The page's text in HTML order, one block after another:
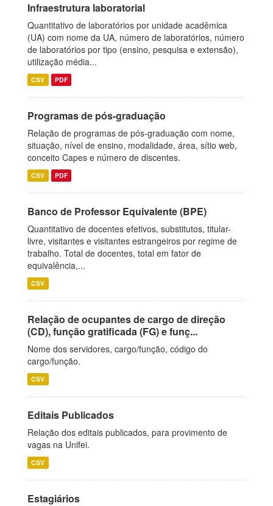
Infraestrutura laboratorial
Quantitativo de laboratórios por unidade acadêmica
(UA) com nome da UA, número de laboratórios, número
de laboratórios por tipo (ensino, pesquisa e extensão),
utilização média...
CSV PDF
Programas de pós-graduação
Relação de programas de pós-graduação com nome,
situação, nível de ensino, modalidade, área, sítio web,
conceito Capes e número de discentes.
CSV PDF
Banco de Professor Equivalente (BPE)
Quantitativo de docentes efetivos, substitutos, titular-
livre, visitantes e visitantes estrangeiros por regime de
trabalho. Total de docentes, total em fator de
equivalência,...
CSV
Relação de ocupantes de cargo de direção
(CD), função gratificada (FG) e funç...
Nome dos servidores, cargo/função, código do
cargo/função.
CSV
Editais Publicados
Relação dos editais publicados, para provimento de
vagas na Unifei.
CSV
Estagiários